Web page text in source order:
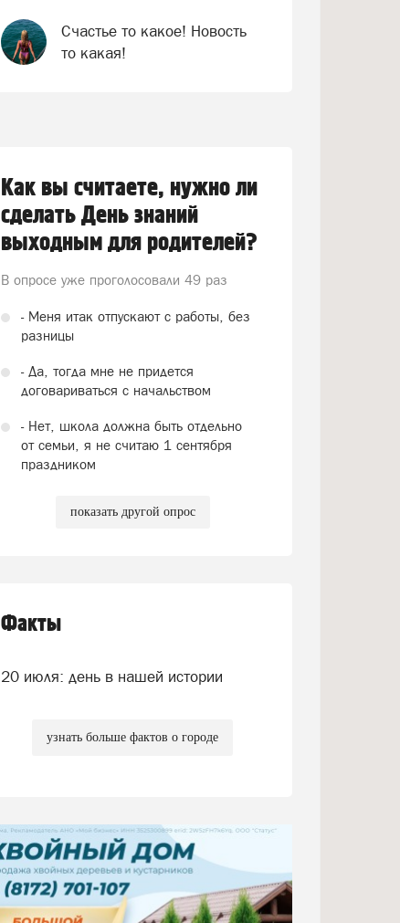
Счастье то какое! Новость
то какая!
Как вы считаете, нужно ли
сделать День знаний
выходным для родителей?
В опросе уже проголосовали 49 раз
- Меня итак отпускают с работы, без
разницы
- Да, тогда мне не придется
договариваться с начальством
- Нет, школа должна быть отдельно
от семьи, я не считаю 1 сентября
праздником
показать другой опрос
Факты
20 июля: день в нашей истории
узнать больше фактов о городе